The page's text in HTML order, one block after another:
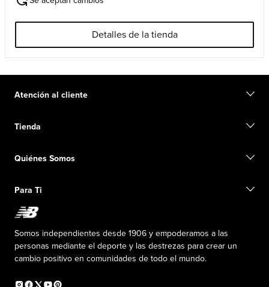
Detalles de la tienda
Atención al cliente
Iniciar una devolución
Conviértete en miembro
Tienda
Tarjetas de regalo
Exclusiones de ventas
Reconsidered
Quiénes Somos
Liderazgo responsable
Fundación New Balance
Carreras
La PISTA en New Balance
Sala de prensa
Información sobre el plan médico
Para Ti
Descuentos especiales
Programa de afiliados
Productos falsificados
Declaración de accesibilidad
Somos independientes desde 1906 y empoderamos a las
personas mediante el deporte y las destrezas para crear un
cambio positivo en comunidades de todo el mundo.